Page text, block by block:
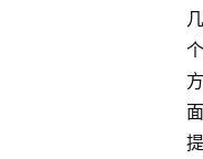
几
个
方
面
提